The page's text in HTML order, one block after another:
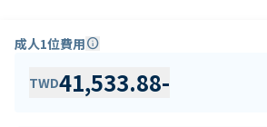
成人1位費用info
TWD41,533.88-